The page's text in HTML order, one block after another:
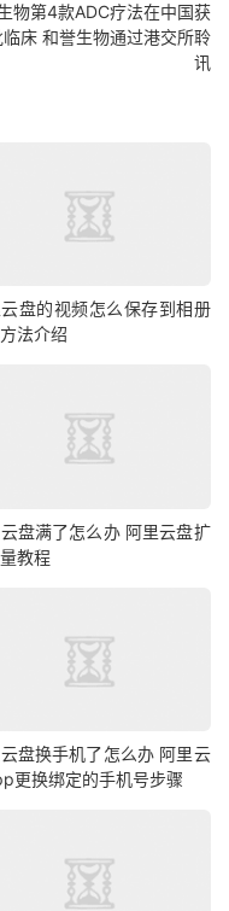
物第4款ADC疗法在中国获
临床 和誉生物通过港交所聆
讯
盘的视频怎么保存到相册
法介绍
盘满了怎么办 阿里云盘扩
教程
盘换手机了怎么办 阿里云
更换绑定的手机号步骤